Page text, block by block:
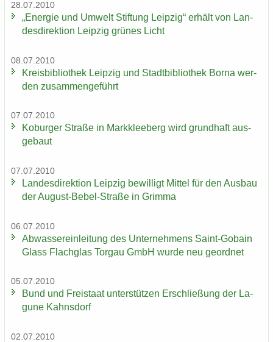
28.07.2010
„En­er­gie und Um­welt Stif­tung Leip­zig“ er­hält von Lan­
des­di­rek­ti­on Leip­zig grü­nes Licht
08.07.2010
Kreis­bi­blio­thek Leip­zig und Stadt­bi­blio­thek Borna wer­
den zu­sam­men­ge­führt
07.07.2010
Ko­bur­ger Stra­ße in Mark­klee­berg wird grund­haft aus­
ge­baut
07.07.2010
Lan­des­di­rek­ti­on Leip­zig be­wil­ligt Mit­tel für den Aus­bau
der August-​Bebel-Straße in Grim­ma
06.07.2010
Ab­was­ser­ein­lei­tung des Un­ter­neh­mens Saint-​Gobain
Glass Flach­glas Tor­gau GmbH wurde neu ge­ord­net
05.07.2010
Bund und Frei­staat un­ter­stüt­zen Er­schlie­ßung der La­
gu­ne Kahns­dorf
02.07.2010